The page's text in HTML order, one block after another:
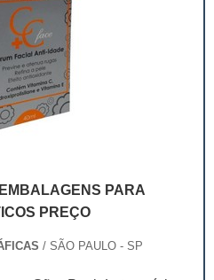
PARA
PREÇO
/ SÃO PAULO - SP